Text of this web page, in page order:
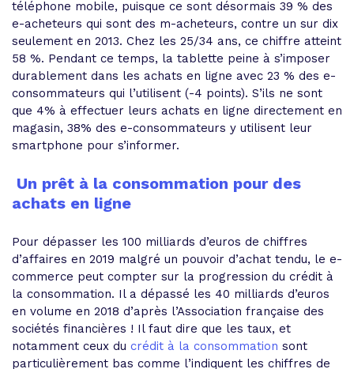
téléphone mobile, puisque ce sont désormais 39 % des
e-acheteurs qui sont des m-acheteurs, contre un sur dix
seulement en 2013. Chez les 25/34 ans, ce chiffre atteint
58 %. Pendant ce temps, la tablette peine à s’imposer
durablement dans les achats en ligne avec 23 % des e-
consommateurs qui l’utilisent (-4 points). S’ils ne sont
que 4% à effectuer leurs achats en ligne directement en
magasin, 38% des e-consommateurs y utilisent leur
smartphone pour s’informer.
Un prêt à la consommation pour des
achats en ligne
Pour dépasser les 100 milliards d’euros de chiffres
d’affaires en 2019 malgré un pouvoir d’achat tendu, le e-
commerce peut compter sur la progression du crédit à
la consommation. Il a dépassé les 40 milliards d’euros
en volume en 2018 d’après l’Association française des
sociétés financières ! Il faut dire que les taux, et
notamment ceux du crédit à la consommation sont
particulièrement bas comme l’indiquent les chiffres de